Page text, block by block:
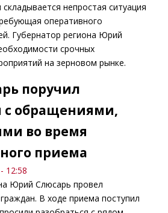
непростая ситуация
оперативного
Губернатор региона Юрий
срочных
на зерновом рынке.
поручил
с обращениями,
во время
приема
12:58
Юрий Слюсарь провел
В ходе приема поступил